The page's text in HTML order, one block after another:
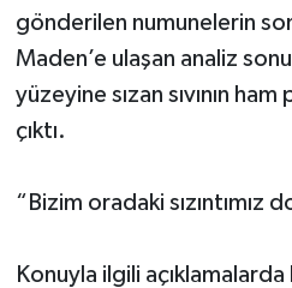
gönderilen numunelerin
Maden’e ulaşan analiz
yüzeyine sızan sıvının
çıktı.
“Bizim oradaki sızıntımız
Konuyla ilgili